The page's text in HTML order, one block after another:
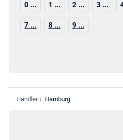
0 1 2 3
7 8 9
Händler › Hamburg